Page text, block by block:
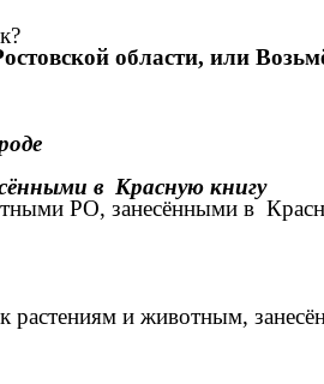
области, или
в Красную книгу
РО, занесёнными в
растениям и животным,